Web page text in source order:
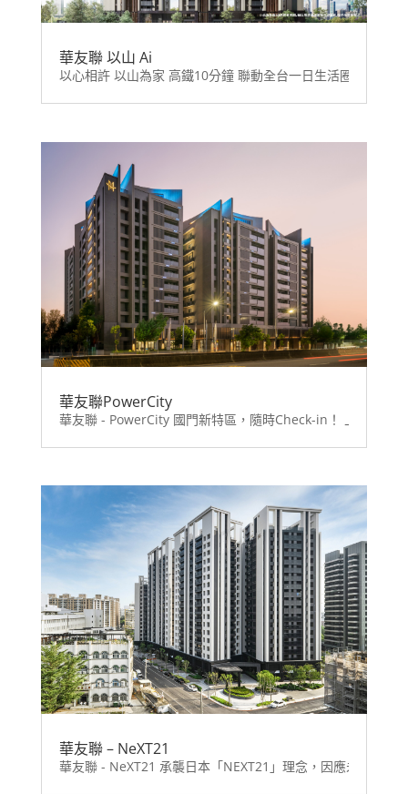
華友聯 以山 Ai
以心相許 以山為家 高鐵10分鐘 聯動全台一日生活圈 左營高
華友聯PowerCity
華友聯 - PowerCity 國門新特區，隨時Check-in！ 上市建商
華友聯 – NeXT21
華友聯 - NeXT21 承襲日本「NEXT21」理念，因應未來的